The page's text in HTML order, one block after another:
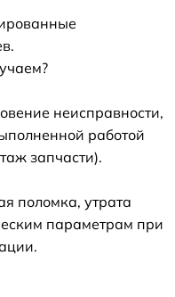
неисправности,
работой
запчасти).
поломка, утрата
параметрам при